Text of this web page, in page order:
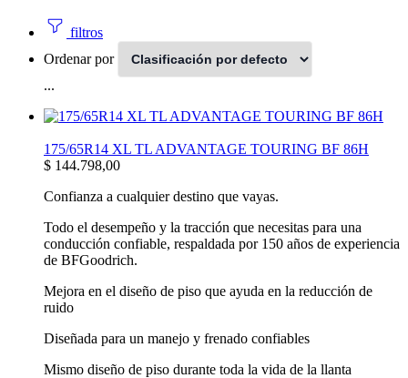
filtros
Ordenar por
...
175/65R14 XL TL ADVANTAGE TOURING BF 86H
$ 144.798,00
Confianza a cualquier destino que vayas.
Todo el desempeño y la tracción que necesitas para una
conducción confiable, respaldada por 150 años de experiencia
de BFGoodrich.
Mejora en el diseño de piso que ayuda en la reducción de
ruido
Diseñada para un manejo y frenado confiables
Mismo diseño de piso durante toda la vida de la llanta